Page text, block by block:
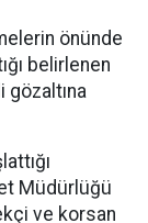
önünde
belirlenen
gözaltına
Müdürlüğü
ve korsan